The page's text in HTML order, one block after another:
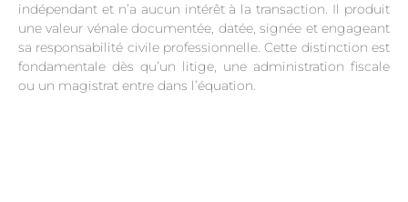
indépendant et n’a aucun intérêt à la transaction. Il produit
une valeur vénale documentée, datée, signée et engageant
sa responsabilité civile professionnelle. Cette distinction est
fondamentale dès qu’un litige, une administration fiscale
ou un magistrat entre dans l’équation.